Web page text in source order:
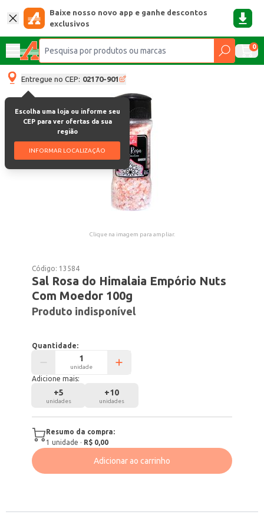
Baixe nosso novo app e ganhe descontos
exclusivos
0
Entregue no CEP: 02170-901
Escolha uma loja ou informe seu
CEP para ver ofertas da sua
região
INFORMAR LOCALIZAÇÃO
Clique na imagem para ampliar.
Código: 13584
Sal Rosa do Himalaia Empório Nuts
Com Moedor 100g
Produto indisponível
Quantidade:
unidade
Adicione mais:
+5
unidades
+10
unidades
Resumo da compra:
1 unidade · R$ 0,00
Adicionar ao carrinho